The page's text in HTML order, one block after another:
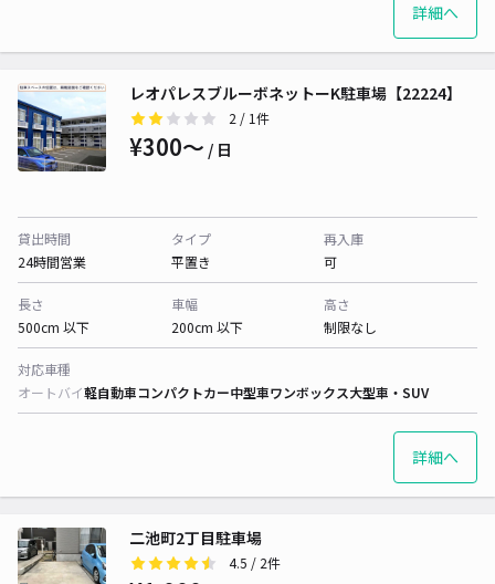
詳細へ
レオパレスブルーボネットーK駐車場【22224】
2 / 1件
¥300〜 / 日
貸出時間
24時間営業
タイプ
平置き
再入庫
可
長さ
500cm 以下
車幅
200cm 以下
高さ
制限なし
対応車種
オートバイ軽自動車コンパクトカー中型車ワンボックス大型車・SUV
詳細へ
二池町2丁目駐車場
4.5 / 2件